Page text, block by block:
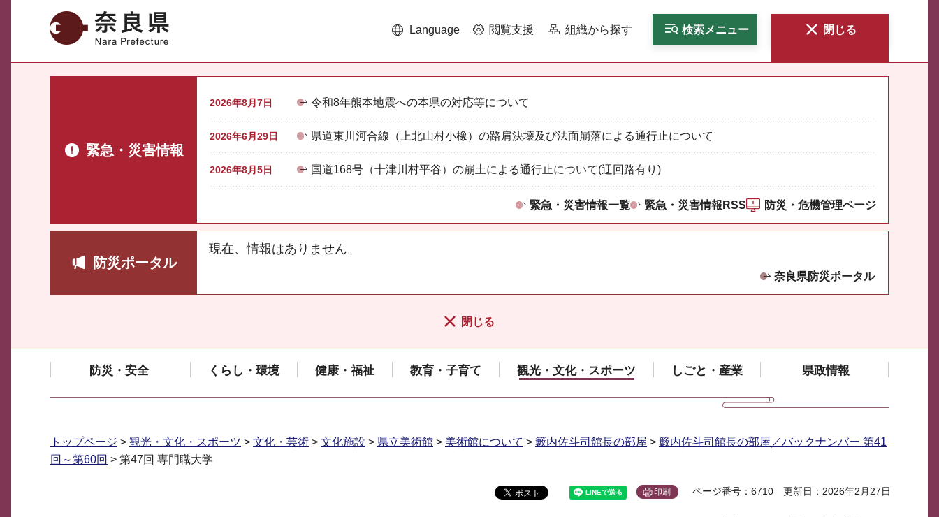
奈良県 Language 閲覧支援 組織から探す 検索メニュー 閉じる
緊急・災害情報
2026年8月7日 令和8年熊本地震への本県の対応等について
2026年6月29日 県道東川河合線（上北山村小橡）の路肩決壊及び法面崩落による通行止について
2026年8月5日 国道168号（十津川村平谷）の崩土による通行止について(迂回路有り)
緊急・災害情報一覧 緊急・災害情報RSS 防災・危機管理ページ
防災ポータル
現在、情報はありません。
奈良県防災ポータル
閉じる
防災・安全 くらし・環境 健康・福祉 教育・子育て 観光・文化・スポーツ しごと・産業 県政情報
トップページ > 観光・文化・スポーツ > 文化・芸術 > 文化施設 > 県立美術館 > 美術館について > 籔内佐斗司館長の部屋 > 籔内佐斗司館長の部屋／バックナンバー 第41
回～第60回 > 第47回 専門職大学
印刷 ページ番号：6710 更新日：2026年2月27日